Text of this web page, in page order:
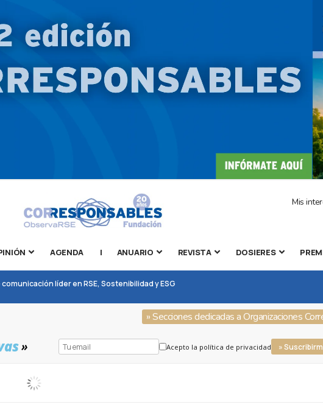
Mis
AGENDA | ANUARIO REVISTA DOSIERES
líder en RSE, Sostenibilidad y ESG
» Secciones dedicadas a Organizaciones
» Acepto la política de privacidad »